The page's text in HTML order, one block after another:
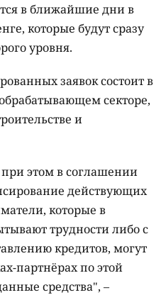
в ближайшие дни в
которые будут сразу
уровня.
заявок состоит в
секторе,
и
этом в соглашении
действующих
которые в
трудности либо с
кредитов, могут
партнёрах по этой
средства", –